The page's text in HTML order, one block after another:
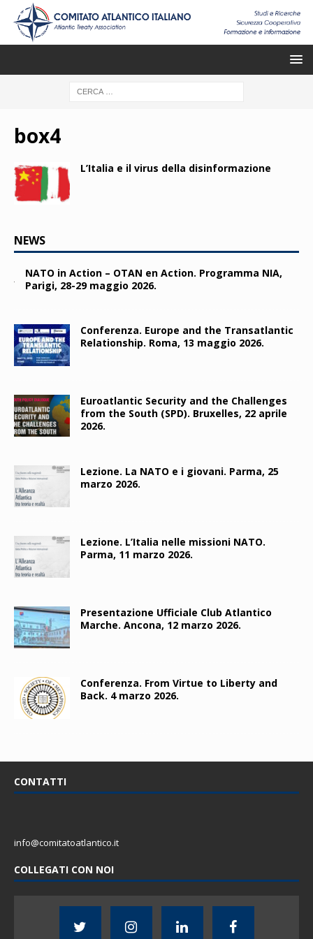
box4
L’Italia e il virus della disinformazione
NEWS
NATO in Action – OTAN en Action. Programma NIA,
Parigi, 28-29 maggio 2026.
Conferenza. Europe and the Transatlantic
Relationship. Roma, 13 maggio 2026.
Euroatlantic Security and the Challenges
from the South (SPD). Bruxelles, 22 aprile
2026.
Lezione. La NATO e i giovani. Parma, 25
marzo 2026.
Lezione. L’Italia nelle missioni NATO.
Parma, 11 marzo 2026.
Presentazione Ufficiale Club Atlantico
Marche. Ancona, 12 marzo 2026.
Conferenza. From Virtue to Liberty and
Back. 4 marzo 2026.
CONTATTI
info@comitatoatlantico.it
COLLEGATI CON NOI